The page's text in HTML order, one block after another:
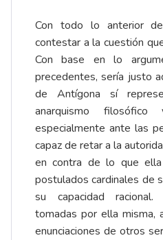
Con todo lo anterior
contestar a la cuestión
Con base en lo
precedentes, sería justo
de Antígona sí
anarquismo
especialmente ante las
capaz de retar a la
en contra de lo que
postulados cardinales de
su capacidad
tomadas por ella misma,
enunciaciones de otros